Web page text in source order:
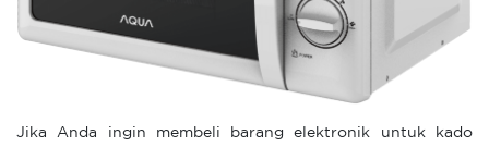
Jika Anda ingin membeli barang elektronik untuk kado